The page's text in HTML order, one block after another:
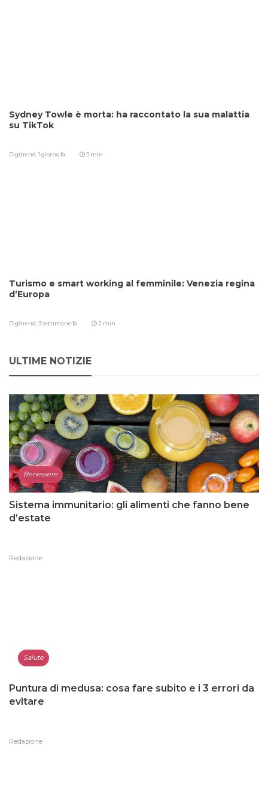
Sydney Towle è morta: ha raccontato la sua malattia
su TikTok
Digitrend,1 giorno fa 3 min
Turismo e smart working al femminile: Venezia regina
d’Europa
Digitrend,3 settimane fa 2 min
ULTIME NOTIZIE
Benessere
Sistema immunitario: gli alimenti che fanno bene
d’estate
Redazione
Salute
Puntura di medusa: cosa fare subito e i 3 errori da
evitare
Redazione